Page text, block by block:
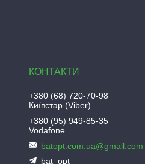
+380 (68) 720-70-98
Київстар (Viber)
+380 (95) 949-85-35
Vodafone
batopt.com.ua@gmail.com
bat_opt